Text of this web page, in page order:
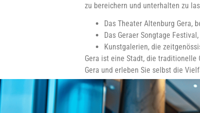
zu bereichern und unterhalten zu
Das Theater Altenburg Gera,
Das Geraer Songtage
Kunstgalerien, die
Gera ist eine Stadt, die traditionelle
Gera und erleben Sie selbst die